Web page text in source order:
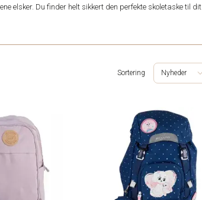
elsker. Du finder helt sikkert den perfekte skoletaske til dit
Sortering Nyheder